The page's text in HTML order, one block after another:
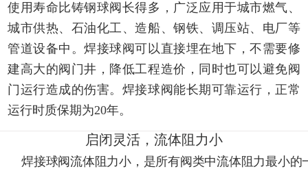
使用寿命比铸钢球阀长得多，广泛应用于城市燃气、
城市供热、石油化工、造船、钢铁、调压站、电厂等
管道设备中。焊接球阀可以直接埋在地下，不需要修
建高大的阀门井，降低工程造价，同时也可以避免阀
门运行造成的伤害。焊接球阀能长期可靠运行，正常
运行时质保期为20年。
启闭灵活，流体阻力小
焊接球阀流体阻力小，是所有阀类中流体阻力最小的